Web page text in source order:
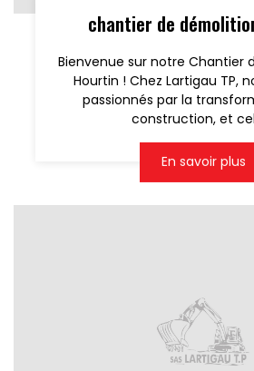
chantier de
Bienvenue sur notre Chantier
Hourtin ! Chez Lartigau TP,
passionnés par la
construction, et
En savoir plus